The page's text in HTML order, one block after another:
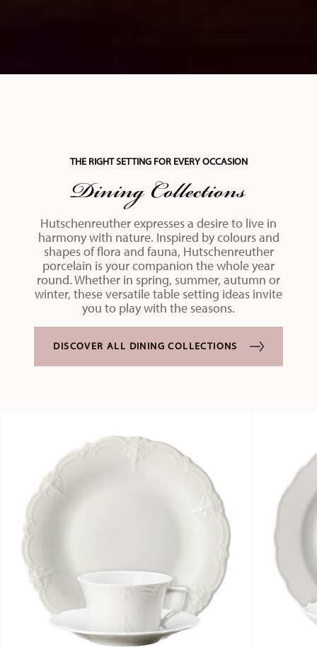
THE RIGHT SETTING FOR EVERY OCCASION
Dining Collections
Hutschenreuther expresses a desire to live in
harmony with nature. Inspired by colours and
shapes of flora and fauna, Hutschenreuther
porcelain is your companion the whole year
round. Whether in spring, summer, autumn or
winter, these versatile table setting ideas invite
you to play with the seasons.
DISCOVER ALL DINING COLLECTIONS